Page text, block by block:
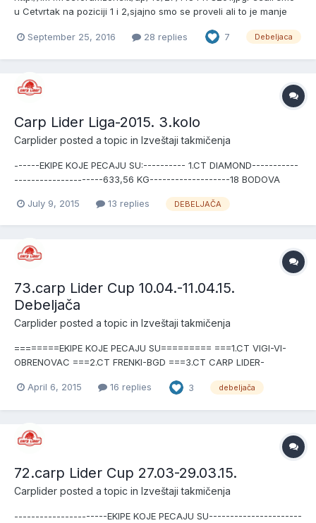
u Cetvrtak na poziciji 1 i 2,sjajno smo se proveli ali to je manje
stvari pronasao sam plocicu na kojoj pise ime rod poda kao na
September 25, 2016 28 replies 7 Debeljaca
Carp Lider Liga-2015. 3.kolo
Carplider posted a topic in Izveštaji takmičenja
------EKIPE KOJE PECAJU SU:---------- 1.CT DIAMOND-----------
---------------------633,56 KG-------------------18 BODOVA
--------16 3.CT VK TAŠ-----------------------------------426,30
July 9, 2015 13 replies DEBELJAČA
73.carp Lider Cup 10.04.-11.04.15.
Debeljača
Carplider posted a topic in Izveštaji takmičenja
========EKIPE KOJE PECAJU SU========= ===1.CT VIGI-VI-
OBRENOVAC ===2.CT FRENKI-BGD ===3.CT CARP LIDER-
===6.CT PAŠTETA-BGD ===7.CT JAKOVO-JAKOVO ===8.CT AVI-
April 6, 2015 16 replies 3 debeljača
72.carp Lider Cup 27.03-29.03.15.
Carplider posted a topic in Izveštaji takmičenja
----------------------EKIPE KOJE PECAJU SU----------------------